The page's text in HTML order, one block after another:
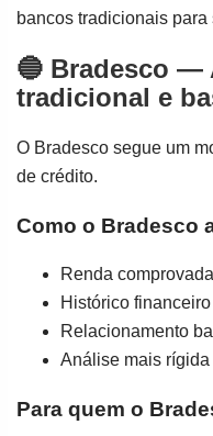
bancos tradicionais para
🔵 Bradesco —
tradicional e
O Bradesco segue um
de crédito.
Como o Bradesco
Renda
Histórico
Relacionamento
Análise mais
Para quem o